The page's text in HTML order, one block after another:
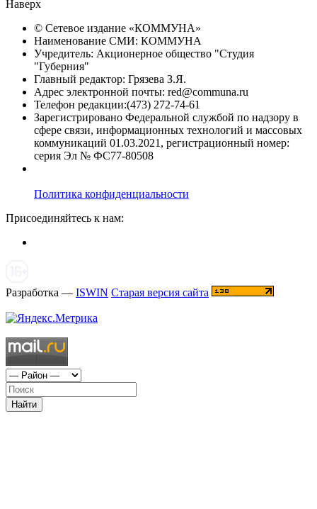
Наверх
© Сетевое издание «КОММУНА»
Наименование СМИ: КОММУНА
Учредитель: Акционерное общество "Студия
"Губерния"
Главный редактор: Грязева З.Я.
Адрес электронной почты: red@communa.ru
Телефон редакции:(473) 272-74-61
Зарегистрировано Федеральной службой по надзору в
сфере связи, информационных технологий и массовых
коммуникаций 01.03.2021, регистрационный номер:
серия Эл № ФС77-80508
Политика конфиденциальности
Присоединяйтесь к нам:
Разработка — ISWIN Старая версия сайта
Найти